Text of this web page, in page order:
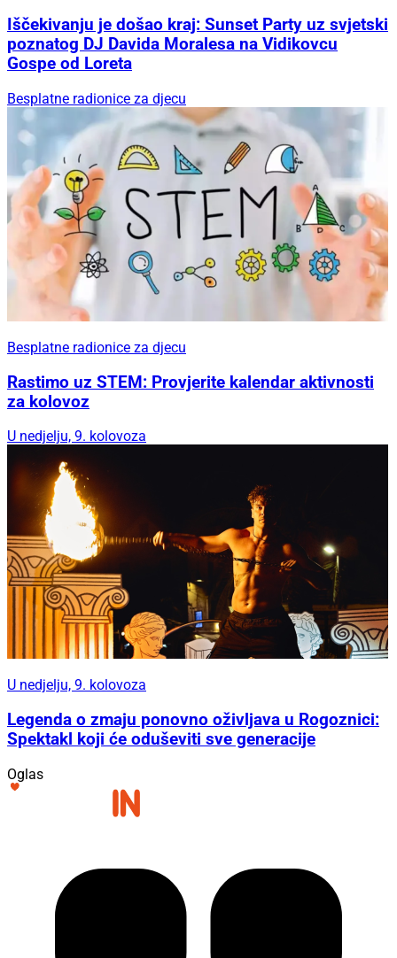
Iščekivanju je došao kraj: Sunset Party uz svjetski
poznatog DJ Davida Moralesa na Vidikovcu
Gospe od Loreta
Besplatne radionice za djecu
Besplatne radionice za djecu
Rastimo uz STEM: Provjerite kalendar aktivnosti
za kolovoz
U nedjelju, 9. kolovoza
U nedjelju, 9. kolovoza
Legenda o zmaju ponovno oživljava u Rogoznici:
Spektakl koji će oduševiti sve generacije
Oglas